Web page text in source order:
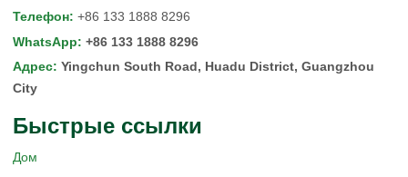
Телефон: +86 133 1888 8296
WhatsApp: +86 133 1888 8296
Адрес: Yingchun South Road, Huadu District, Guangzhou
City
Быстрые ссылки
Дом